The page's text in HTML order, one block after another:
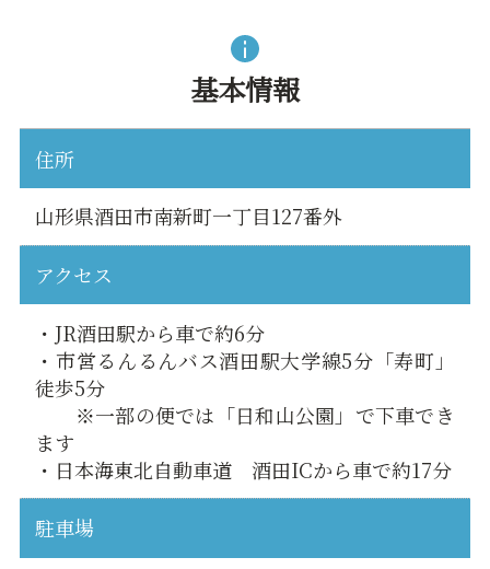
基本情報
住所
山形県酒田市南新町一丁目127番外
アクセス
・JR酒田駅から車で約6分
・市営るんるんバス酒田駅大学線5分「寿町」
徒歩5分
※一部の便では「日和山公園」で下車でき
ます
・日本海東北自動車道 酒田ICから車で約17分
駐車場